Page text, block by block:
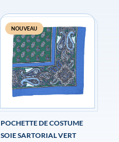
NOUVEAU
POCHETTE DE COSTUME
SOIE SARTORIAL VERT